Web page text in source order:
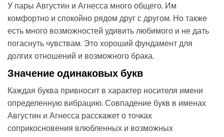
У пары Августин и Агнесса много общего. Им
комфортно и спокойно рядом друг с другом. Но также
есть много возможностей удивить любимого и не дать
погаснуть чувствам. Это хороший фундамент для
долгих отношений и возможного брака.
Значение одинаковых букв
Каждая буква привносит в характер носителя имени
определенную вибрацию. Совпадение букв в именах
Августин и Агнесса расскажет о точках
соприкосновения влюбленных и возможных